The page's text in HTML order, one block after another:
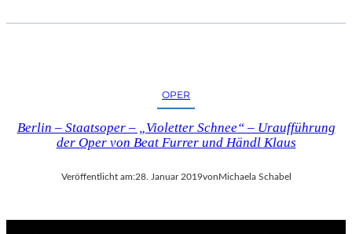
OPER
Berlin – Staatsoper – „Violetter Schnee“ – Uraufführung
der Oper von Beat Furrer und Händl Klaus
Veröffentlicht am:28. Januar 2019von Michaela Schabel